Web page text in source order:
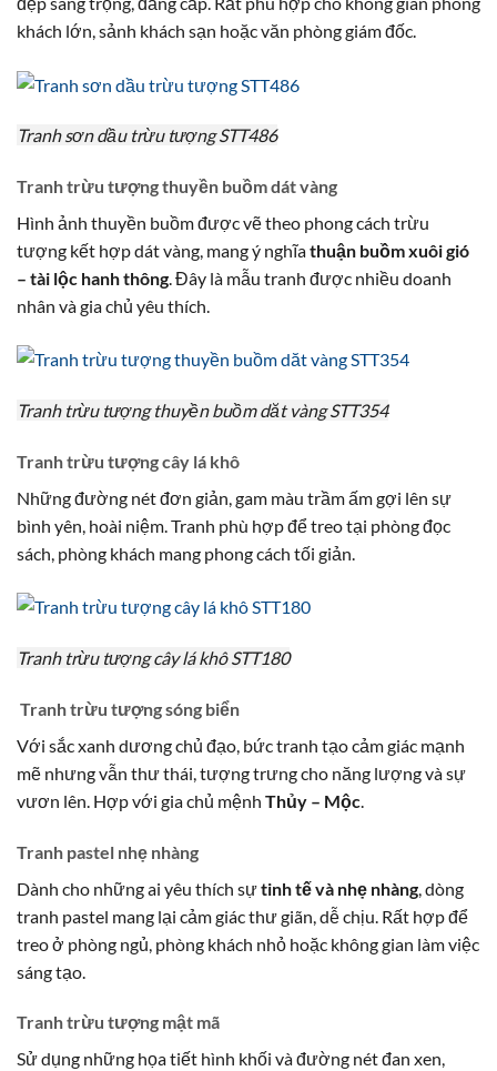
khách lớn, sảnh khách sạn hoặc văn phòng giám đốc.
Tranh sơn dầu trừu tượng STT486
Tranh trừu tượng thuyền buồm dát vàng
Hình ảnh thuyền buồm được vẽ theo phong cách trừu
tượng kết hợp dát vàng, mang ý nghĩathuận buồm xuôi gió
– tài lộc hanh thông. Đây là mẫu tranh được nhiều doanh
nhân và gia chủ yêu thích.
Tranh trừu tượng thuyền buồm dăt vàng STT354
Tranh trừu tượng cây lá khô
Những đường nét đơn giản, gam màu trầm ấm gợi lên sự
bình yên, hoài niệm. Tranh phù hợp để treo tại phòng đọc
sách, phòng khách mang phong cách tối giản.
Tranh trừu tượng cây lá khô STT180
Tranh trừu tượng sóng biển
Với sắc xanh dương chủ đạo, bức tranh tạo cảm giác mạnh
mẽ nhưng vẫn thư thái, tượng trưng cho năng lượng và sự
vươn lên. Hợp với gia chủ mệnh Thủy – Mộc.
Tranh pastel nhẹ nhàng
Dành cho những ai yêu thích sựtinh tế và nhẹ nhàng , dòng
tranh pastel mang lại cảm giác thư giãn, dễ chịu. Rất hợp để
treo ở phòng ngủ, phòng khách nhỏ hoặc không gian làm việc
sáng tạo.
Tranh trừu tượng mật mã
Sử dụng những họa tiết hình khối và đường nét đan xen,